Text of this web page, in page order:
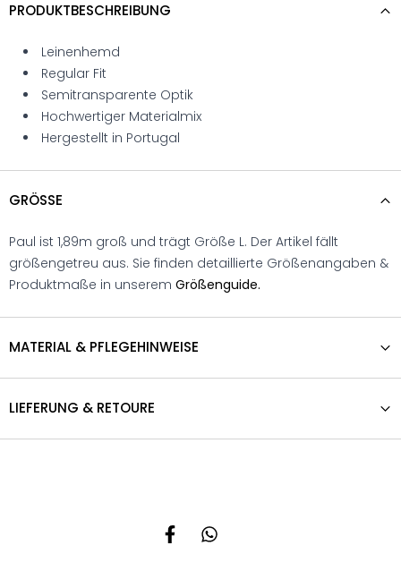
PRODUKTBESCHREIBUNG
Leinenhemd
Regular Fit
Semitransparente Optik
Hochwertiger Materialmix
Hergestellt in Portugal
GRÖSSE
Paul ist 1,89m groß und trägt Größe L. Der Artikel fällt
größengetreu aus. Sie finden detaillierte Größenangaben &
Produktmaße in unserem Größenguide.
MATERIAL & PFLEGEHINWEISE
LIEFERUNG & RETOURE